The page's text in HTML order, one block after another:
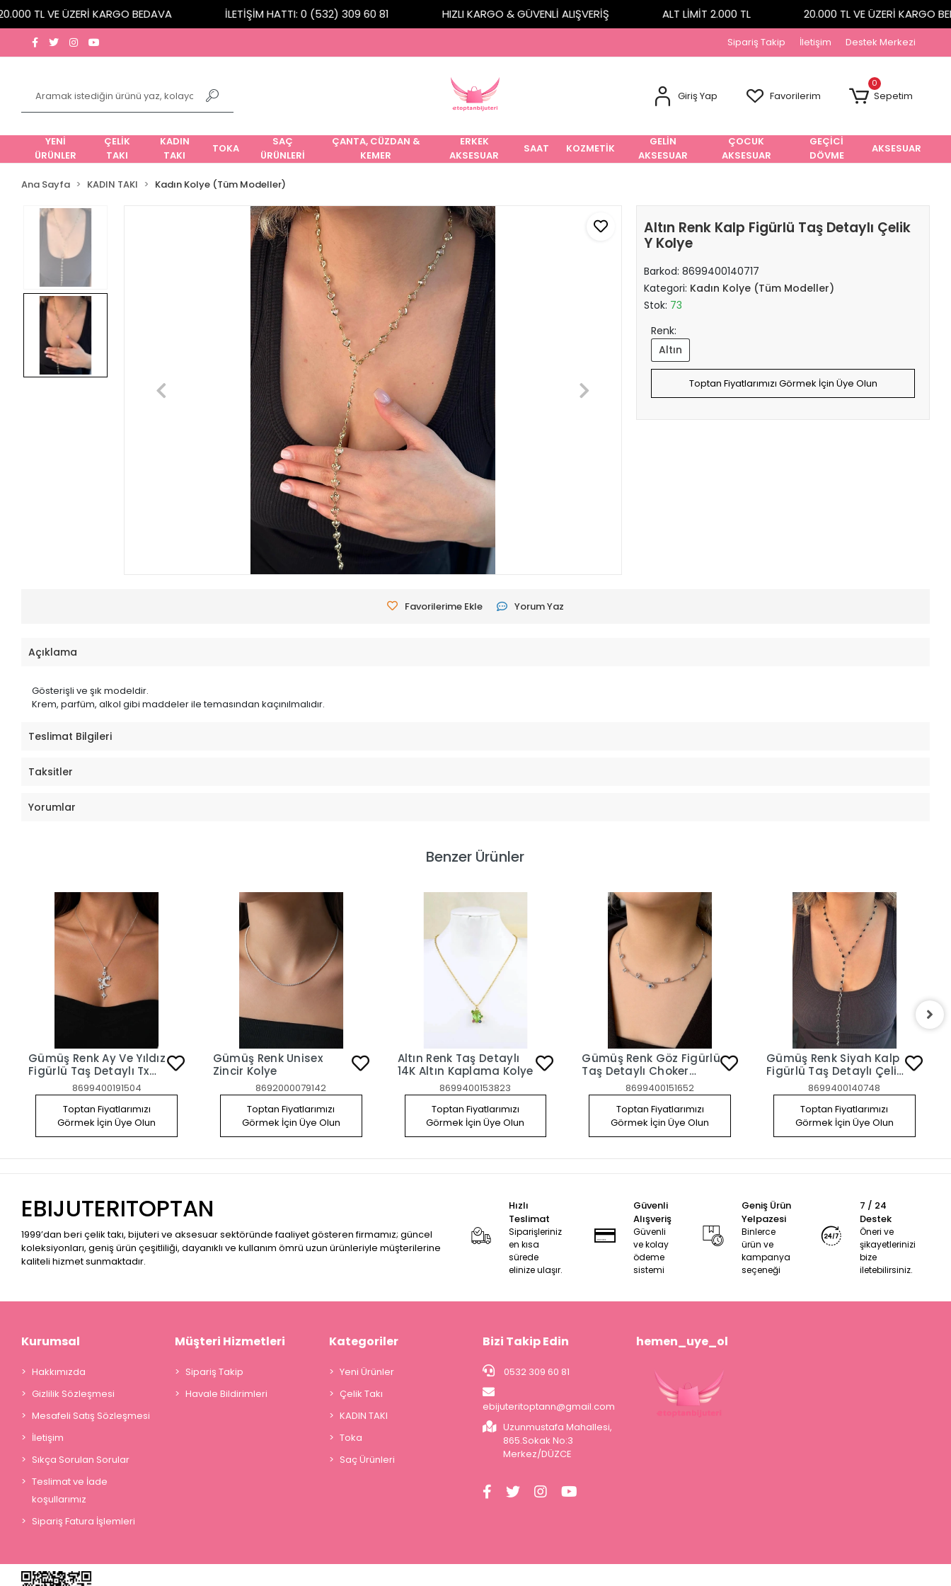
TL VE ÜZERİ KARGO BEDAVA İLETİŞİM HATTI: 0 (532) 309 60 81 HIZLI KARGO & GÜVENLİ ALIŞVERİŞ ALT LİMİT 2.000 TL 20.000 TL VE ÜZERİ KARGO
Sipariş Takip İletişim Destek Merkezi
Giriş Yap Favorilerim
0
Sepetim
YENİ
ÜRÜNLER
ÇELİK
TAKI
KADIN
TAKI
TOKA
SAÇ
ÜRÜNLERİ
ÇANTA, CÜZDAN &
KEMER
ERKEK
AKSESUAR
SAAT KOZMETİK
GELİN
AKSESUAR
ÇOCUK
AKSESUAR
GEÇİCİ
DÖVME
AKSESUAR
Ana Sayfa KADIN TAKI Kadın Kolye (Tüm Modeller)
Altın Renk Kalp Figürlü Taş Detaylı Çelik
Y Kolye
Barkod:8699400140717
Kategori: Kadın Kolye (Tüm Modeller)
Stok: 73
Renk:
Altın
Toptan Fiyatlarımızı Görmek İçin Üye Olun
Favorilerime Ekle Yorum Yaz
Açıklama
Gösterişli ve şık modeldir.
Krem, parfüm, alkol gibi maddeler ile temasından kaçınılmalıdır.
Teslimat Bilgileri
Taksitler
Yorumlar
Benzer Ürünler
Gümüş Renk Ay Ve Yıldız
Figürlü Taş Detaylı Tx
8699400191504
Toptan Fiyatlarımızı
Görmek İçin Üye Olun
Gümüş Renk Unisex
Zincir Kolye
8692000079142
Toptan Fiyatlarımızı
Görmek İçin Üye Olun
Altın Renk Taş Detaylı
14K Altın Kaplama Kolye
8699400153823
Toptan Fiyatlarımızı
Görmek İçin Üye Olun
Gümüş Renk Göz Figürlü
Taş Detaylı Choker
8699400151652
Toptan Fiyatlarımızı
Görmek İçin Üye Olun
Gümüş Renk Siyah Kalp
Figürlü Taş Detaylı Çelik
8699400140748
Toptan Fiyatlarımızı
Görmek İçin Üye Olun
EBIJUTERITOPTAN
1999’dan beri çelik takı, bijuteri ve aksesuar sektöründe faaliyet gösteren firmamız; güncel
koleksiyonları, geniş ürün çeşitliliği, dayanıklı ve kullanım ömrü uzun ürünleriyle müşterilerine
kaliteli hizmet sunmaktadır.
Hızlı
Teslimat
Siparişleriniz
en kısa
sürede
elinize ulaşır.
Güvenli
Alışveriş
Güvenli
ve kolay
ödeme
sistemi
Geniş Ürün
Yelpazesi
Binlerce
ürün ve
kampanya
seçeneği
7 / 24
Destek
Öneri ve
şikayetlerinizi
bize
iletebilirsiniz.
Kurumsal
Hakkımızda
Gizlilik Sözleşmesi
Mesafeli Satış Sözleşmesi
İletişim
Sıkça Sorulan Sorular
Teslimat ve İade
koşullarımız
Sipariş Fatura İşlemleri
Müşteri Hizmetleri
Sipariş Takip
Havale Bildirimleri
Kategoriler
Yeni Ürünler
Çelik Takı
KADIN TAKI
Toka
Saç Ürünleri
Bizi Takip Edin
0532 309 60 81
ebijuteritoptann@gmail.com
Uzunmustafa Mahallesi,
865.Sokak No:3
Merkez/DÜZCE
hemen_uye_ol